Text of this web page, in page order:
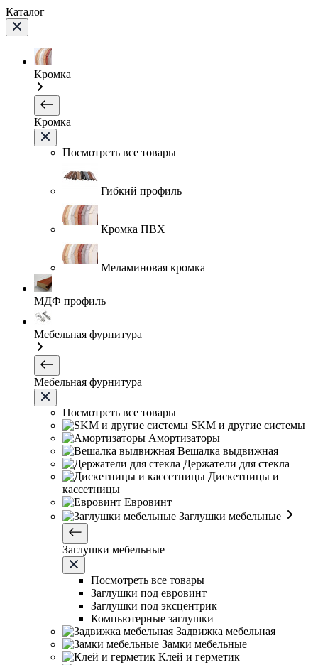
Каталог
Кромка
Кромка
Посмотреть все товары
Гибкий профиль
Кромка ПВХ
Меламиновая кромка
МДФ профиль
Мебельная фурнитура
Мебельная фурнитура
Посмотреть все товары
SKM и другие системы
Амортизаторы
Вешалка выдвижная
Держатели для стекла
Дискетницы и
кассетницы
Евровинт
Заглушки мебельные
Заглушки мебельные
Посмотреть все товары
Заглушки под евровинт
Заглушки под эксцентрик
Компьютерные заглушки
Задвижка мебельная
Замки мебельные
Клей и герметик